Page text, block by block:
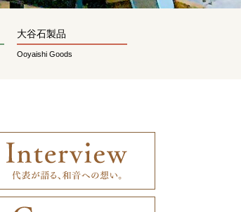
大谷石製品
Ooyaishi Goods